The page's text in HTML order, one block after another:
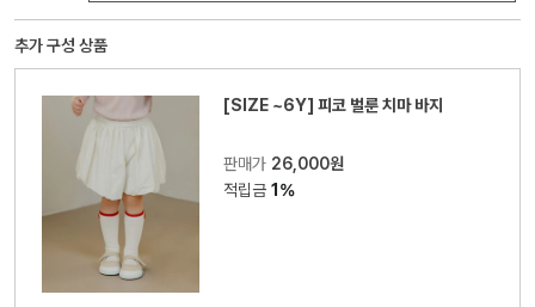
추가 구성 상품
[SIZE ~6Y] 피코 벌룬 치마 바지
판매가 26,000원
적립금1%